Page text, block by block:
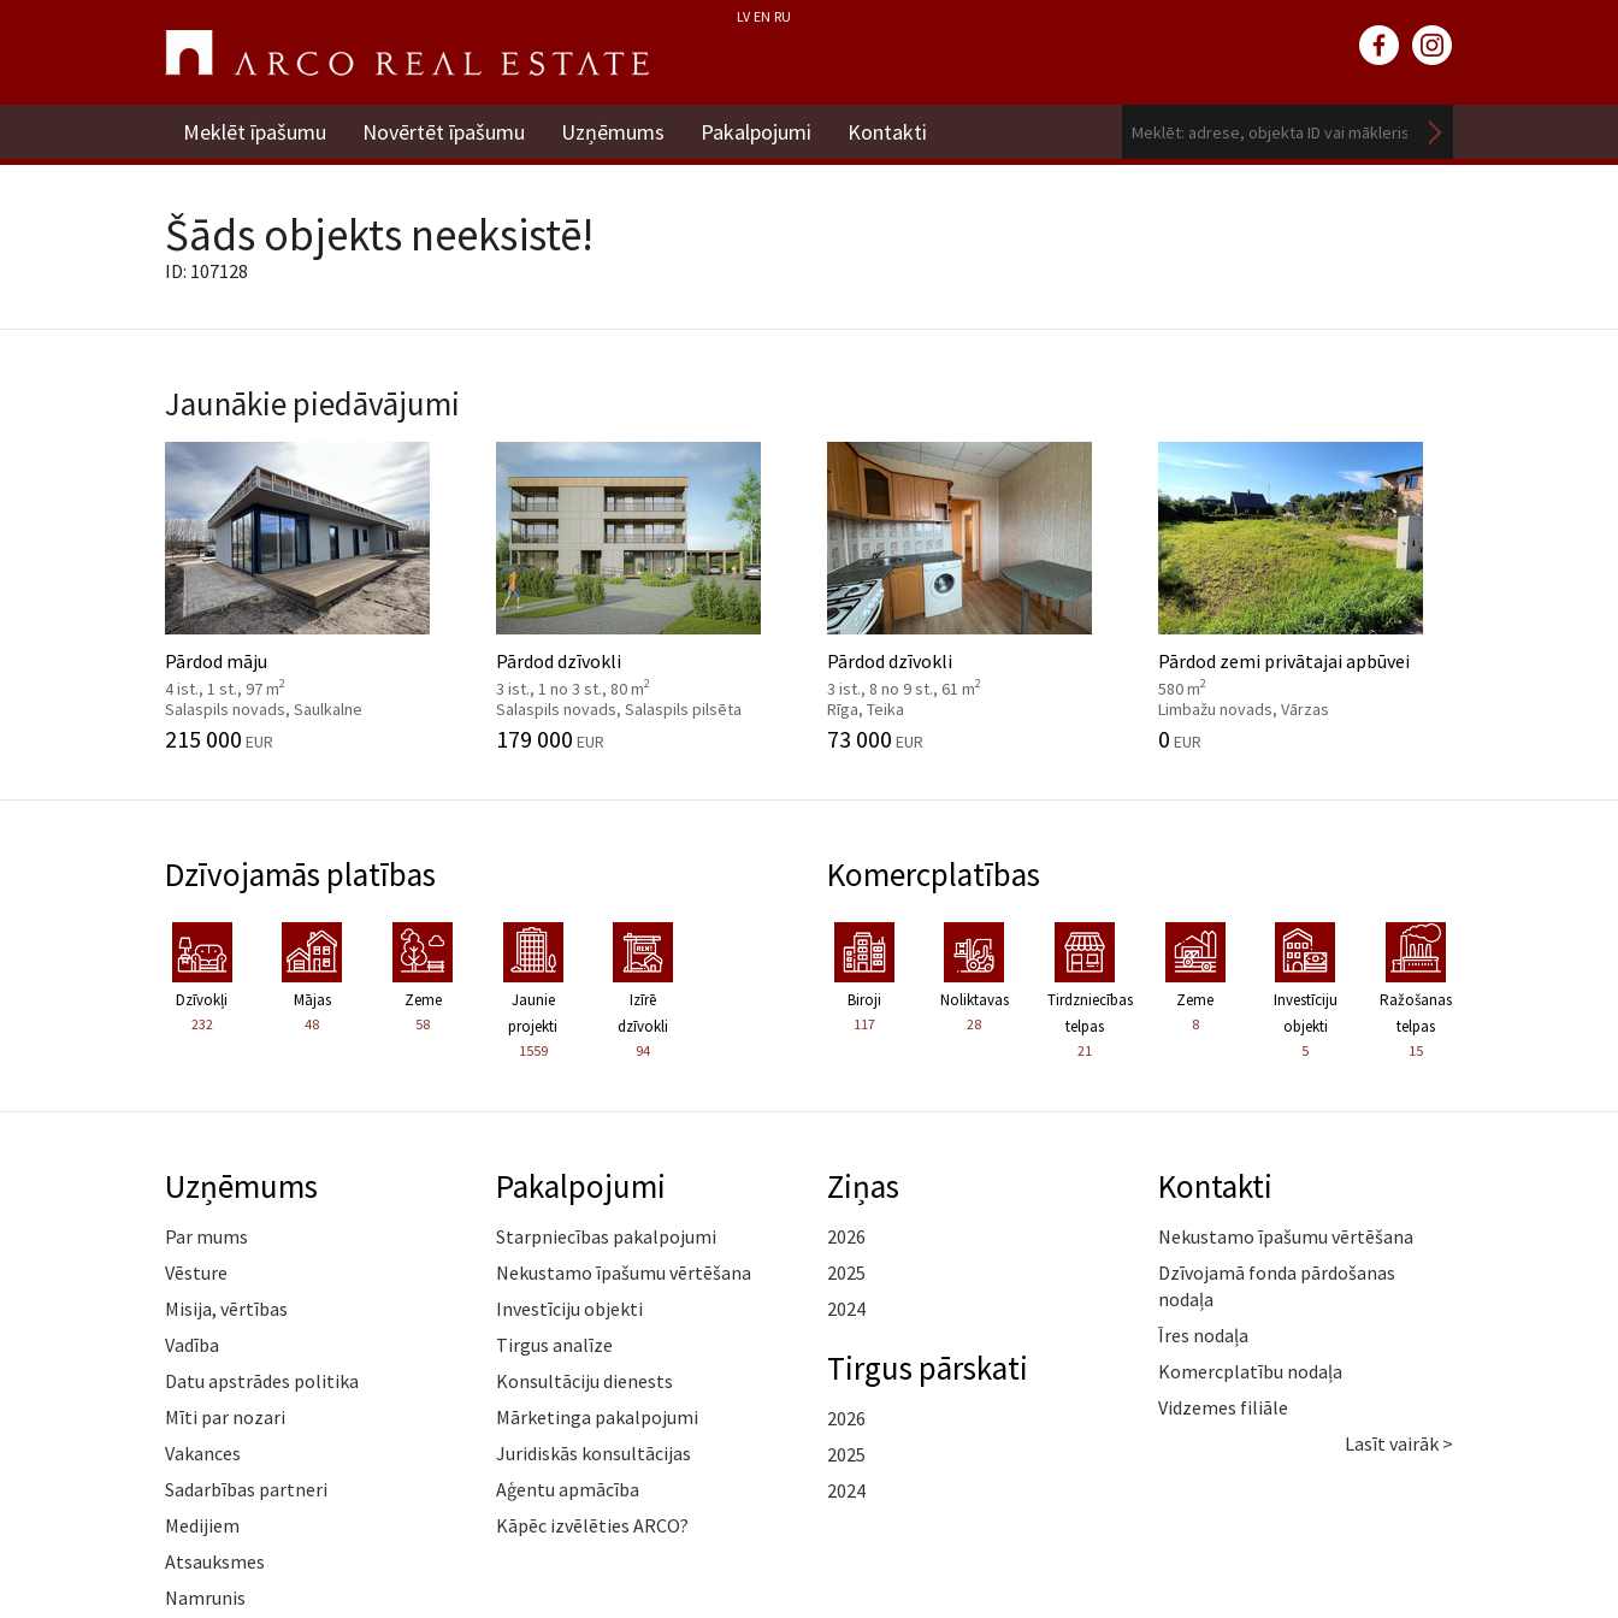
LV EN RU
Meklēt īpašumu Novērtēt īpašumu Uzņēmums Pakalpojumi Kontakti
Šāds objekts neeksistē!
ID: 107128
Jaunākie piedāvājumi
Pārdod māju
4 ist., 1 st., 97 m2
Salaspils novads, Saulkalne
215 000 EUR
Pārdod dzīvokli
3 ist., 1 no 3 st., 80 m2
Salaspils novads, Salaspils pilsēta
179 000 EUR
Pārdod dzīvokli
3 ist., 8 no 9 st., 61 m2
Rīga, Teika
73 000 EUR
Pārdod zemi privātajai apbūvei
580 m2
Limbažu novads, Vārzas
0 EUR
Dzīvojamās platības
Dzīvokļi
232
Mājas
48
Zeme
58
Jaunie
projekti
1559
Izīrē
dzīvokli
94
Komercplatības
Biroji
117
Noliktavas
28
Tirdzniecības
telpas
21
Zeme
8
Investīciju
objekti
5
Ražošanas
telpas
15
Uzņēmums
Par mums
Vēsture
Misija, vērtības
Vadība
Datu apstrādes politika
Mīti par nozari
Vakances
Sadarbības partneri
Medijiem
Atsauksmes
Namrunis
Pakalpojumi
Starpniecības pakalpojumi
Nekustamo īpašumu vērtēšana
Investīciju objekti
Tirgus analīze
Konsultāciju dienests
Mārketinga pakalpojumi
Juridiskās konsultācijas
Aģentu apmācība
Kāpēc izvēlēties ARCO?
Ziņas
2026
2025
2024
Tirgus pārskati
2026
2025
2024
Kontakti
Nekustamo īpašumu vērtēšana
Dzīvojamā fonda pārdošanas
nodaļa
Īres nodaļa
Komercplatību nodaļa
Vidzemes filiāle
Lasīt vairāk >